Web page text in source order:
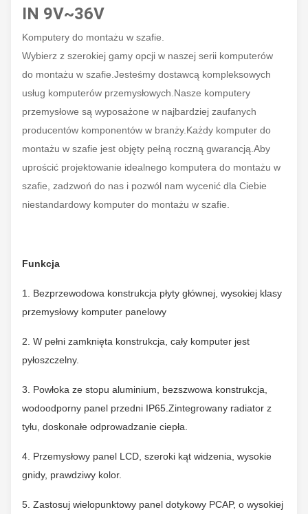
IN 9V~36V
Komputery do montażu w szafie.
Wybierz z szerokiej gamy opcji w naszej serii komputerów
do montażu w szafie. Jesteśmy dostawcą kompleksowych
usług komputerów przemysłowych. Nasze komputery
przemysłowe są wyposażone w najbardziej zaufanych
producentów komponentów w branży. Każdy komputer do
montażu w szafie jest objęty pełną roczną gwarancją. Aby
uprościć projektowanie idealnego komputera do montażu w
szafie, zadzwoń do nas i pozwól nam wycenić dla Ciebie
niestandardowy komputer do montażu w szafie.
Funkcja
1. Bezprzewodowa konstrukcja płyty głównej, wysokiej klasy
przemysłowy komputer panelowy
2. W pełni zamknięta konstrukcja, cały komputer jest
pyłoszczelny.
3. Powłoka ze stopu aluminium, bezszwowa konstrukcja,
wodoodporny panel przedni IP65.Zintegrowany radiator z
tyłu, doskonałe odprowadzanie ciepła.
4. Przemysłowy panel LCD, szeroki kąt widzenia, wysokie
gnidy, prawdziwy kolor.
5. Zastosuj wielopunktowy panel dotykowy PCAP, o wysokiej